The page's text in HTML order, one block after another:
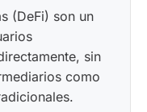
(DeFi) son un
sin
como